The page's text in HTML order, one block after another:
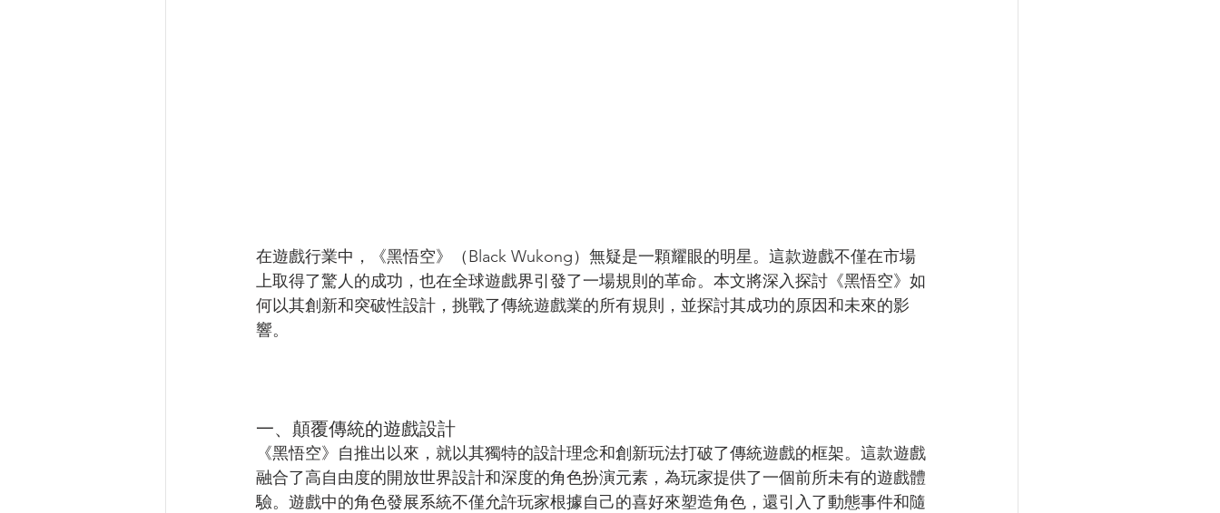
在遊戲行業中，《黑悟空》（Black Wukong）無疑是一顆耀眼的明星。這款遊戲不僅在市場
上取得了驚人的成功，也在全球遊戲界引發了一場規則的革命。本文將深入探討《黑悟空》如
何以其創新和突破性設計，挑戰了傳統遊戲業的所有規則，並探討其成功的原因和未來的影
響。
一、顛覆傳統的遊戲設計
《黑悟空》自推出以來，就以其獨特的設計理念和創新玩法打破了傳統遊戲的框架。這款遊戲
融合了高自由度的開放世界設計和深度的角色扮演元素，為玩家提供了一個前所未有的遊戲體
驗。遊戲中的角色發展系統不僅允許玩家根據自己的喜好來塑造角色，還引入了動態事件和隨